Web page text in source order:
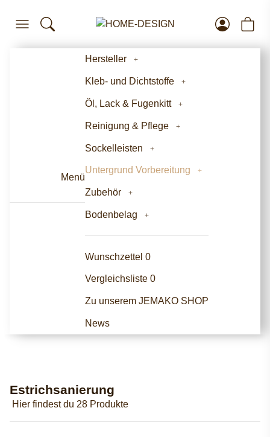
Menü
Hersteller
Kleb- und Dichtstoffe
Öl, Lack & Fugenkitt
Reinigung & Pflege
Sockelleisten
Untergrund Vorbereitung
Zubehör
Bodenbelag
Wunschzettel 0
Vergleichsliste 0
Zu unserem JEMAKO SHOP
News
Estrichsanierung
Hier findest du 28 Produkte